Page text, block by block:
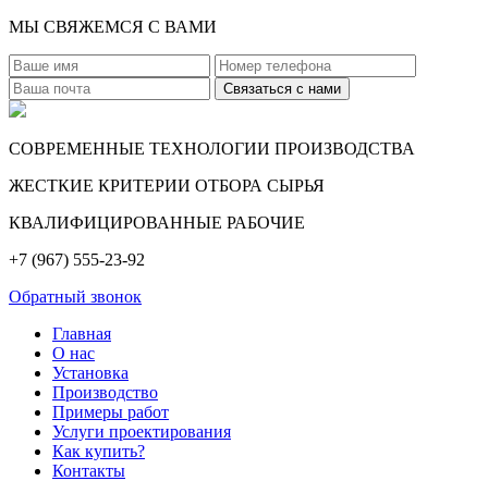
МЫ СВЯЖЕМСЯ С ВАМИ
СОВРЕМЕННЫЕ ТЕХНОЛОГИИ ПРОИЗВОДСТВА
ЖЕСТКИЕ КРИТЕРИИ ОТБОРА СЫРЬЯ
КВАЛИФИЦИРОВАННЫЕ РАБОЧИЕ
+7 (967) 555-23-92
Обратный звонок
Главная
О нас
Установка
Производство
Примеры работ
Услуги проектирования
Как купить?
Контакты